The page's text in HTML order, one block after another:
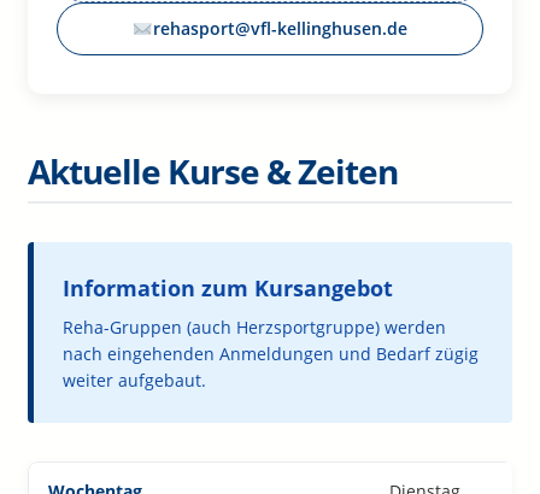
rehasport@vfl-kellinghusen.de
Aktuelle Kurse & Zeiten
Information zum Kursangebot
Reha-Gruppen (auch Herzsportgruppe) werden
nach eingehenden Anmeldungen und Bedarf zügig
weiter aufgebaut.